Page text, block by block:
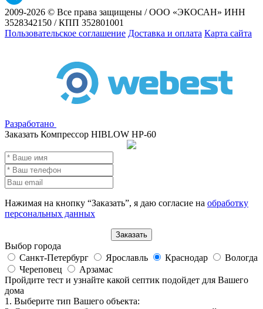
2009-2026 © Все права защищены / ООО «ЭКОСАН» ИНН
3528342150 / КПП 352801001
Пользовательское соглашение Доставка и оплата Карта сайта
Разработано
Заказать Компрессор HIBLOW HP-60
Нажимая на кнопку “Заказать”, я даю согласие на обработку
персональных данных
Выбор города
Санкт-Петербург
Ярославль Краснодар
Вологда
Череповец
Арзамас
Пройдите тест и узнайте какой септик подойдет для Вашего
дома
1. Выберите тип Вашего объекта: